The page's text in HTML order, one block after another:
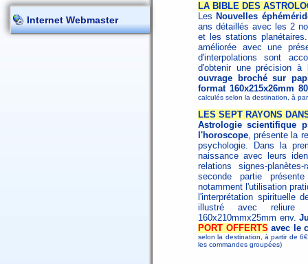
Internet Webmaster
LA BIBLE DES
Les Nouvelles
ans détaillés avec les 2
et les stations
améliorée avec une
d'interpolations sont
d'obtenir une précision
ouvrage broché sur
format 160x215x26mm
calculés selon la destination, à
LES SEPT RAYONS
Astrologie scientifique
l'horoscope, présente la
psychologie. Dans la
naissance avec leurs
relations signes-
seconde partie
notamment l'utilisation
l'interprétation spirituelle
illustré avec reliure
160x210mmx25mm env.
PORT OFFERTS avec le
selon la destination, à partir de
les commandes groupées)